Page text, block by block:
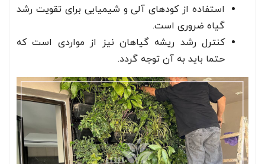
استفاده از کودهای آلی و شیمیایی برای تقویت رشد
گیاه ضروری است.
کنترل رشد ریشه گیاهان نیز از مواردی است که
حتما باید به آن توجه گردد.